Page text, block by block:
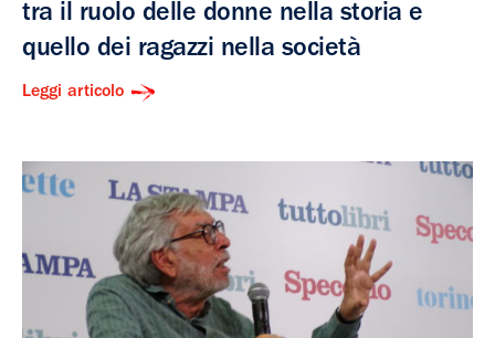
tra il ruolo delle donne nella storia e
quello dei ragazzi nella società
Leggi articolo